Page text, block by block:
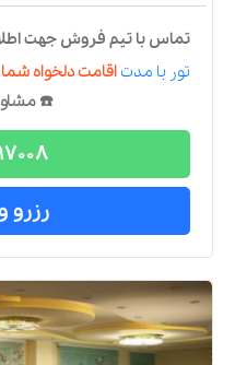
تماس با تیم فروش جهت
تور با مدتاقامت دلخواه شما
☎️
رزرو